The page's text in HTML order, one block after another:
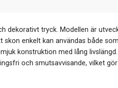
dekorativt tryck. Modellen är
enkelt kan användas både
konstruktion med lång livslängd.
och smutsavvisande, vilket